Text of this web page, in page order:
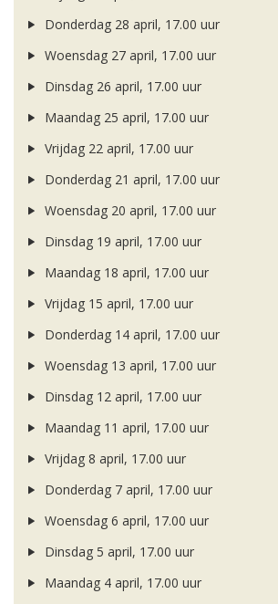
Donderdag 28 april, 17.00 uur
Woensdag 27 april, 17.00 uur
Dinsdag 26 april, 17.00 uur
Maandag 25 april, 17.00 uur
Vrijdag 22 april, 17.00 uur
Donderdag 21 april, 17.00 uur
Woensdag 20 april, 17.00 uur
Dinsdag 19 april, 17.00 uur
Maandag 18 april, 17.00 uur
Vrijdag 15 april, 17.00 uur
Donderdag 14 april, 17.00 uur
Woensdag 13 april, 17.00 uur
Dinsdag 12 april, 17.00 uur
Maandag 11 april, 17.00 uur
Vrijdag 8 april, 17.00 uur
Donderdag 7 april, 17.00 uur
Woensdag 6 april, 17.00 uur
Dinsdag 5 april, 17.00 uur
Maandag 4 april, 17.00 uur